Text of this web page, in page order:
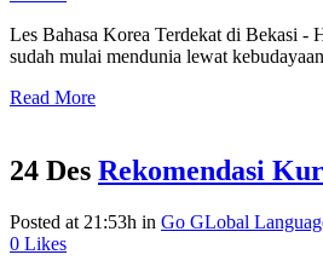
Les Bahasa Korea Terdekat di Bekasi -
sudah mulai mendunia lewat
Read More
24 Des Rekomendasi
Posted at 21:53h in Go GLobal
0 Likes